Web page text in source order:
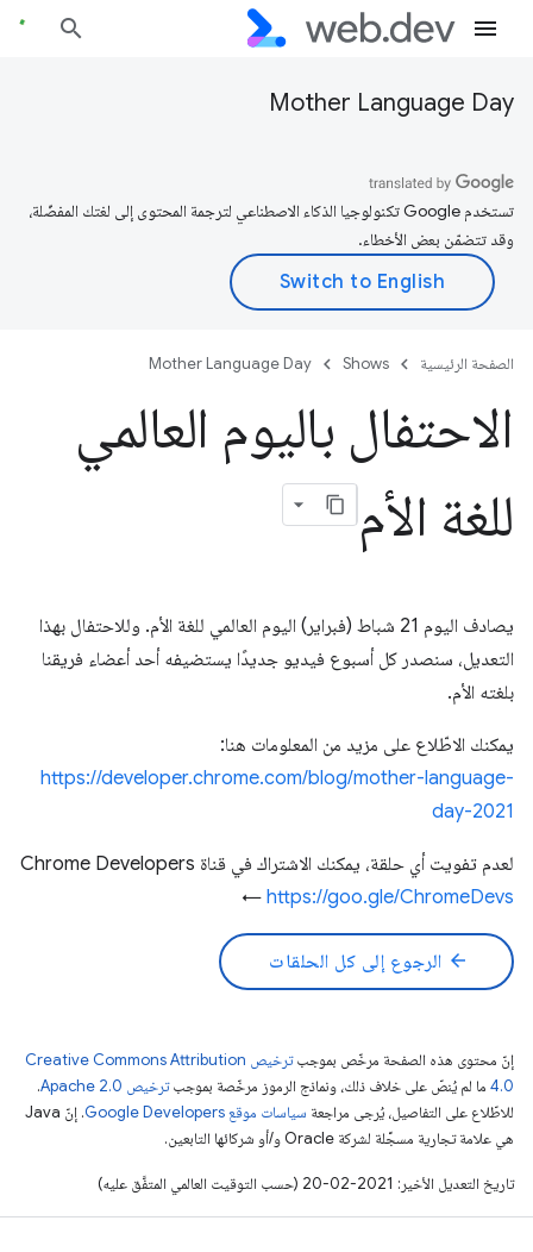
Mother Language Day
تستخدم Google تكنولوجيا الذكاء الاصطناعي لترجمة المحتوى إلى لغتك المفضّلة،
وقد تتضمّن بعض الأخطاء.
الصفحة الرئيسية Shows
Mother Language Day
الاحتفال باليوم العالمي
للغة الأم
يصادف اليوم 21 شباط (فبراير) اليوم العالمي للغة الأم. وللاحتفال بهذا
التعديل، سنصدر كل أسبوع فيديو جديدًا يستضيفه أحد أعضاء فريقنا
بلغته الأم.
يمكنك الاطّلاع على مزيد من المعلومات هنا:
https://developer.chrome.com/blog/mother-language-
day-2021
لعدم تفويت أي حلقة، يمكنك الاشتراك في قناة Chrome Developers
← https://goo.gle/ChromeDevs
arrow_back الرجوع إلى كل الحلقات
إنّ محتوى هذه الصفحة مرخّص بموجب
ترخيص Creative Commons Attribution
4.0‏ ما لم يُنصّ على خلاف ذلك، ونماذج الرموز مرخّصة بموجبترخيص Apache 2.0‏
.
للاطّلاع على التفاصيل، يُرجى مراجعة سياسات موقع Google Developers‏
. إنّ Java
هي علامة تجارية مسجَّلة لشركة Oracle و/أو شركائها التابعين.
تاريخ التعديل الأخير: 2021-02-20 (حسب التوقيت العالمي المتفَّق عليه)